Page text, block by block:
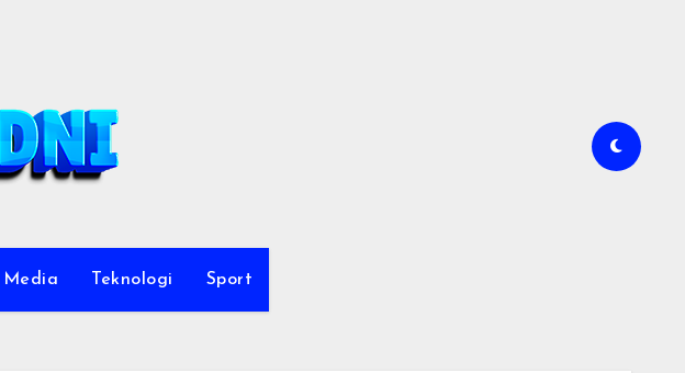
Media Teknologi Sport